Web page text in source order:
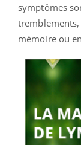
symptômes
mémoire ou